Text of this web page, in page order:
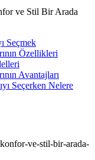
ve Stil Bir Arada
Seçmek
Özellikleri
Avantajları
Seçerken Nelere
ve-stil-bir-arada-